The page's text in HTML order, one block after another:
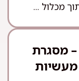
מכלול ...
– מסגרת